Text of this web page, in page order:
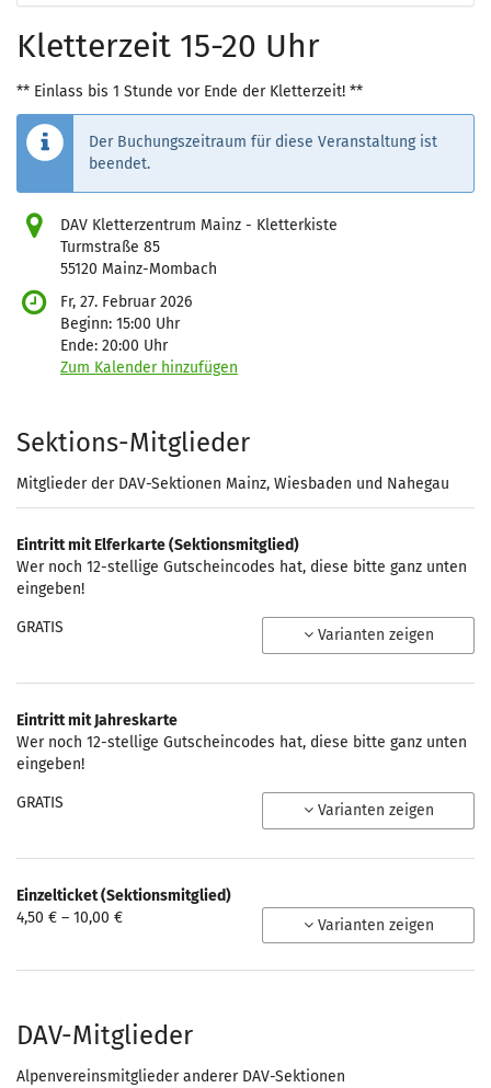
Kletterzeit 15-20 Uhr
** Einlass bis 1 Stunde vor Ende der Kletterzeit! **
Der Buchungszeitraum für diese Veranstaltung ist
beendet.
DAV Kletterzentrum Mainz - Kletterkiste
Turmstraße 85
55120 Mainz-Mombach
Fr, 27. Februar 2026
Beginn: 15:00 Uhr
Ende: 20:00 Uhr
Zum Kalender hinzufügen
Produkte
Sektions-Mitglieder
Mitglieder der DAV-Sektionen Mainz, Wiesbaden und Nahegau
Eintritt mit Elferkarte (Sektionsmitglied)
Wer noch 12-stellige Gutscheincodes hat, diese bitte ganz unten
eingeben!
GRATIS Varianten zeigen
Eintritt mit Jahreskarte
Wer noch 12-stellige Gutscheincodes hat, diese bitte ganz unten
eingeben!
GRATIS Varianten zeigen
Einzelticket (Sektionsmitglied)
von
4,50 € – 10,00 € Varianten zeigen
DAV-Mitglieder
Alpenvereinsmitglieder anderer DAV-Sektionen